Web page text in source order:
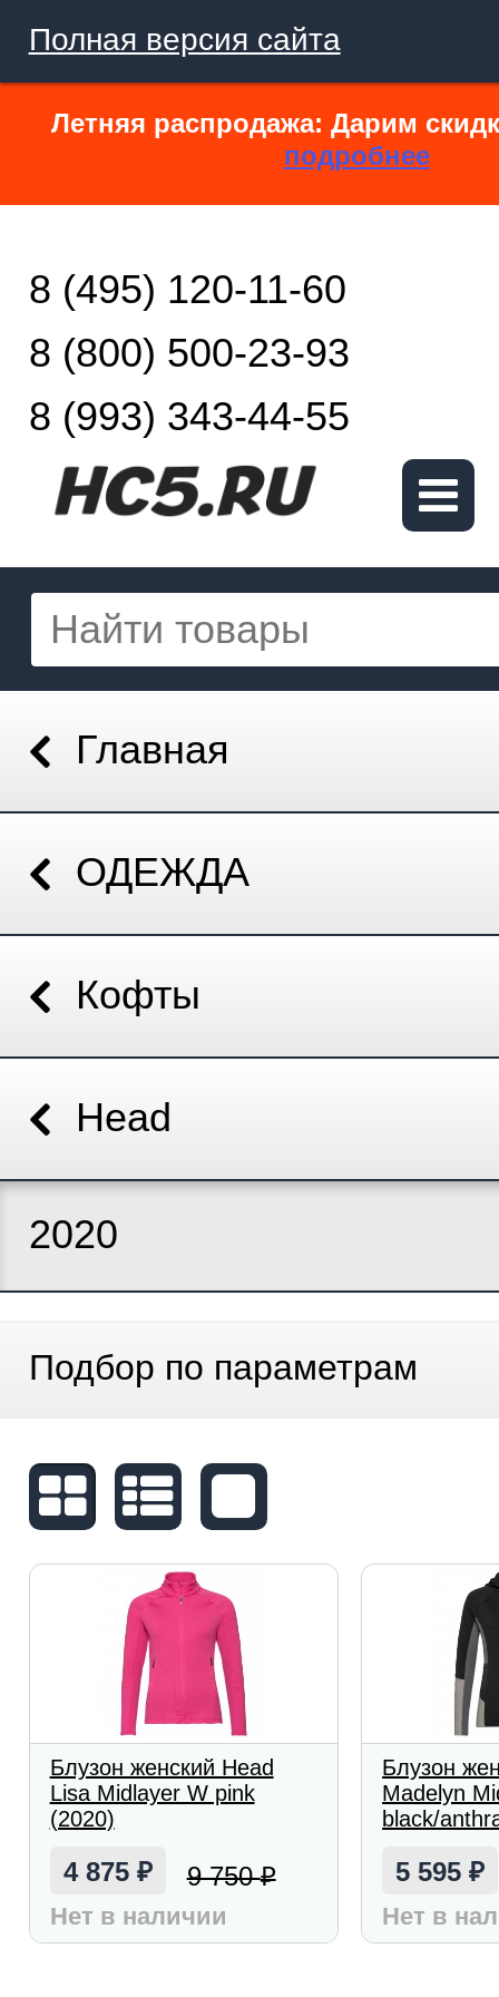
Полная версия сайта
Летняя распродажа: Дарим
подробнее
8 (495) 120-11-60
8 (800) 500-23-93
8 (993) 343-44-55
Главная
ОДЕЖДА
Кофты
Head
2020
Подбор по параметрам
Блузон женский Head
Lisa Midlayer W pink
(2020)
4 875 ₽ 9 750₽
Нет в наличии
Блузон
Madelyn
black/
5 595₽
Нет в